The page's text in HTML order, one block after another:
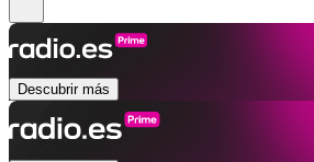
Descubrir más